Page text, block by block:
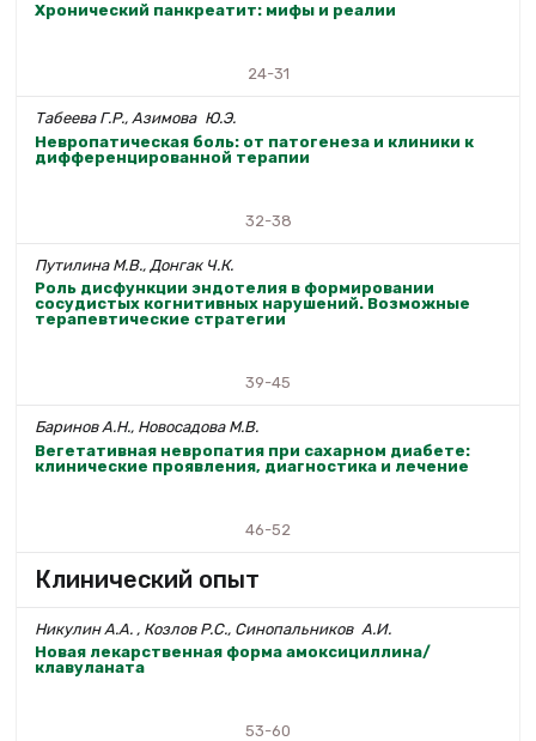
Хронический панкреатит: мифы и реалии
24-31
Табеева Г.Р., Азимова Ю.Э.
Невропатическая боль: от патогенеза и клиники к
дифференцированной терапии
32-38
Путилина М.В., Донгак Ч.К.
Роль дисфункции эндотелия в формировании
сосудистых когнитивных нарушений. Возможные
терапевтические стратегии
39-45
Баринов А.Н., Новосадова М.В.
Вегетативная невропатия при сахарном диабете:
клинические проявления, диагностика и лечение
46-52
Клинический опыт
Никулин А.А. , Козлов Р.С., Синопальников А.И.
Новая лекарственная форма амоксициллина/
клавуланата
53-60